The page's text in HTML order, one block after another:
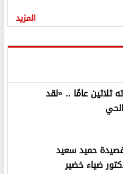
المزيد
ثلاثين عامًا .. «لقد
حميد سعيد
ضياء خضير